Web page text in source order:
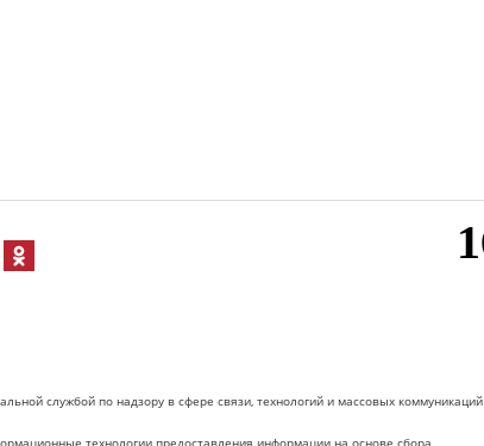
службой по надзору в сфере связи, технологий и массовых коммуникаций